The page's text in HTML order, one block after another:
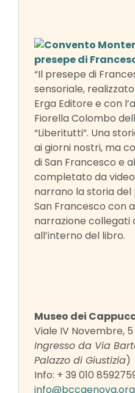
presepe di
“Il presepe di
sensoriale,
Erga Editore e con
Fiorella Colombo
“Liberitutti”. Una
ai giorni nostri, ma
di San Francesco e
completato da
narrano la storia
San Francesco con
narrazione collegati
all’interno del libro.
Museo dei
Viale IV Novembre, 5
Ingresso da Via
Palazzo di Giustizia)
Info: + 39 010
info@bccgenova.org